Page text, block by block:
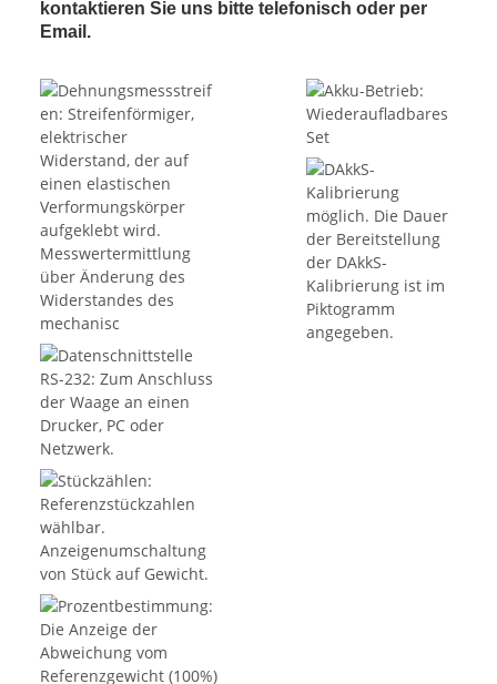
kontaktieren Sie uns bitte telefonisch oder per
Email.